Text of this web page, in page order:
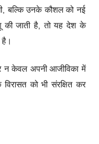
बल्कि उनके कौशल को नई
की जाती है, तो यह देश के
है।
न केवल अपनी आजीविका में
को भी संरक्षित कर